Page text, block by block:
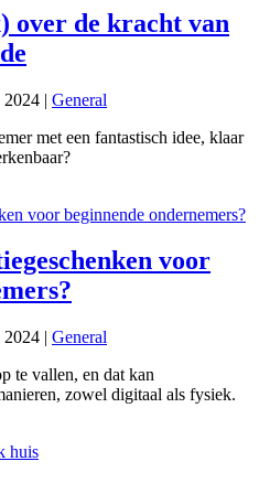
over de kracht van
2024 | General
met een fantastisch idee, klaar
voor
2024 | General
te vallen, en dat kan
zowel digitaal als fysiek.